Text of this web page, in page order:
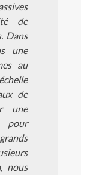
de
Dans
une
au
de
une
nous